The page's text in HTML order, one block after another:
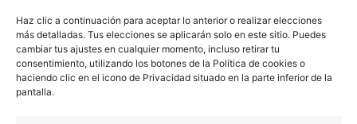
Haz clic a continuación para aceptar lo anterior o realizar elecciones
más detalladas. Tus elecciones se aplicarán solo en este sitio. Puedes
cambiar tus ajustes en cualquier momento, incluso retirar tu
consentimiento, utilizando los botones de la Política de cookies o
haciendo clic en el icono de Privacidad situado en la parte inferior de la
pantalla.